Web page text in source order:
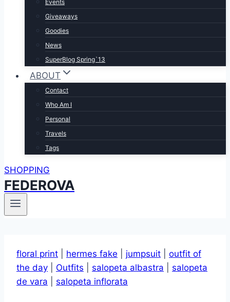
Events
Giveaways
Goodies
News
SuperBlog Spring`13
ABOUT
Contact
Who Am I
Personal
Travels
Tags
SHOPPING
FEDEROVA
floral print hermes fake jumpsuit
outfit of
the day
Outfits salopeta albastra
salopeta
de vara
salopeta inflorata